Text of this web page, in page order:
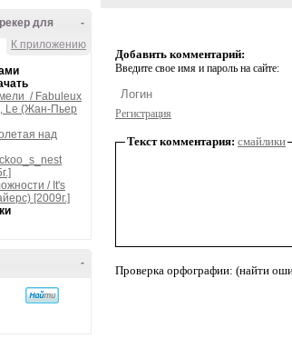
-
для
К приложению
/ Fabuleux
Le (Жан-Пьер
над
/ It's
[2009г.]
-
Добавить комментарий:
Введите свое имя и пароль на сайте:
Регистрация
Текст комментария: смайлики
Проверка орфографии: (найти